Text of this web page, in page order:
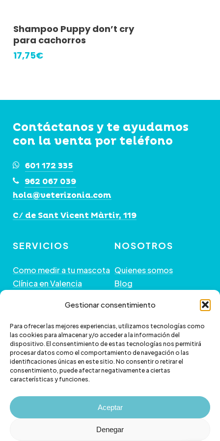
Gestionar consentimiento
Para ofrecer las mejores experiencias, utilizamos tecnologías como
las cookies para almacenar y/o acceder a la información del
dispositivo. El consentimiento de estas tecnologías nos permitirá
procesar datos como el comportamiento de navegación o las
identificaciones únicas en este sitio. No consentir o retirar el
consentimiento, puede afectar negativamente a ciertas
características y funciones.
Aceptar
Denegar
Añadir Al Carrito
Shampoo Puppy don’t cry
para cachorros
17,75€
Contáctanos y te ayudamos
con la venta por teléfono
601 172 335
962 067 039
hola@veterizonia.com
C/ de Sant Vicent Màrtir, 119
SERVICIOS
Como medir a tu mascota
Clínica en Valencia
NOSOTROS
Quienes somos
Blog
GUÍA DE COMPRA
Preguntas frecuentes
Paga a plazos con Klarna
Paga a plazos con
scalapay
+ INFORMACIÓN
Política de envío
Cambios y devoluciones
Política de Privacidad